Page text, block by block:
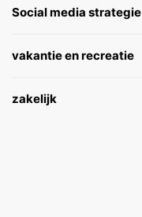
Social media strategie
vakantie en recreatie
zakelijk